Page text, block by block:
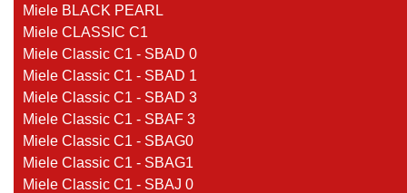
Miele BLACK PEARL
Miele CLASSIC C1
Miele Classic C1 - SBAD 0
Miele Classic C1 - SBAD 1
Miele Classic C1 - SBAD 3
Miele Classic C1 - SBAF 3
Miele Classic C1 - SBAG0
Miele Classic C1 - SBAG1
Miele Classic C1 - SBAJ 0